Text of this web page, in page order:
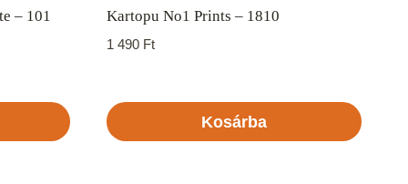
– 101 Kartopu No1 Prints – 1810
1 490 Ft
Kosárba